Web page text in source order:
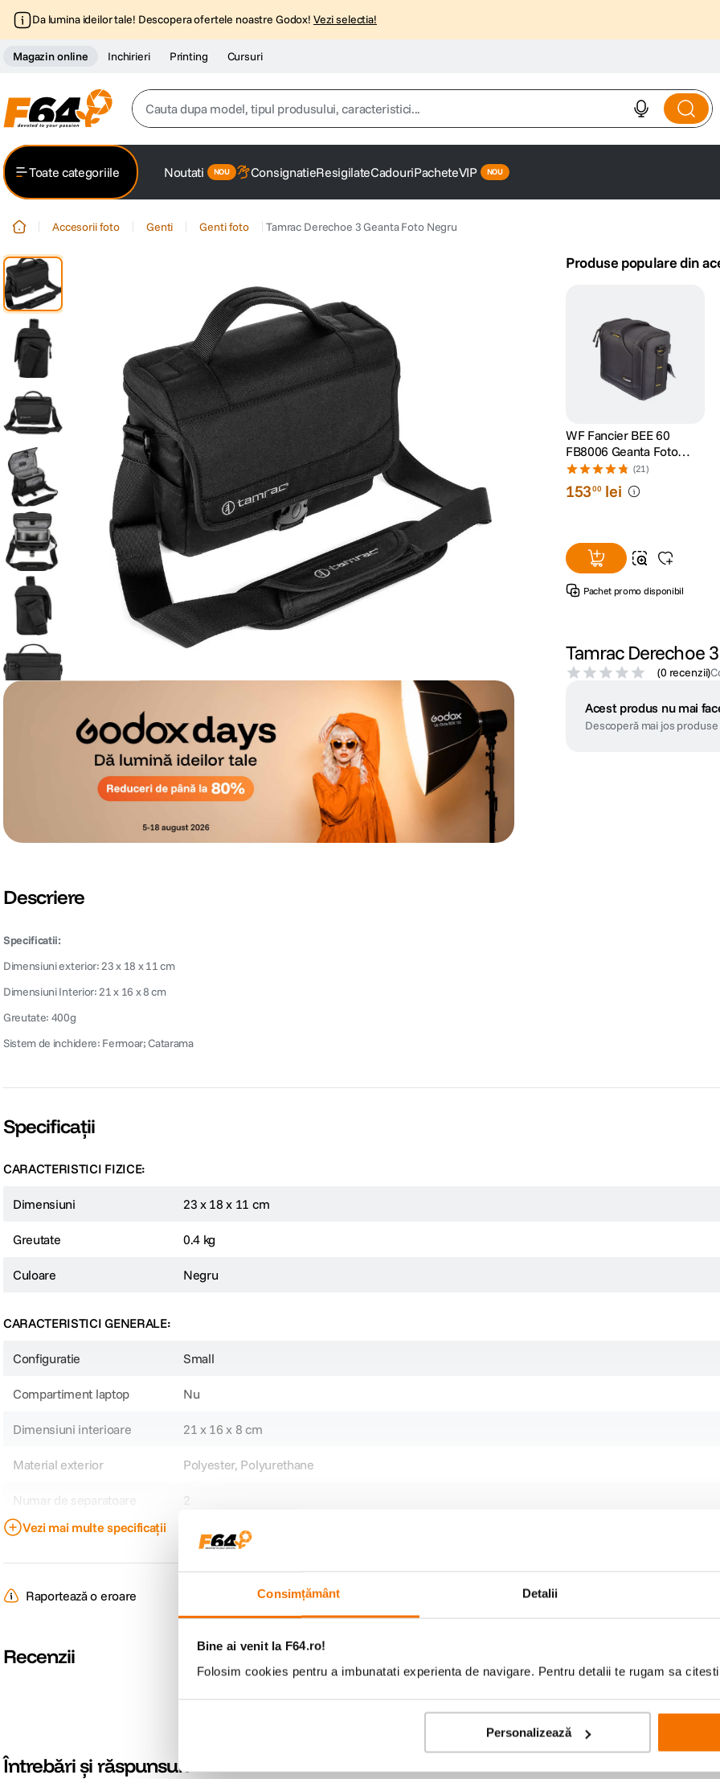
Consimțământ Detalii
Bine ai venit la F64.ro!
Folosim cookies pentru a imbunatati experienta de navigare. Pentru detalii te rugam sa citesti
Personalizează
Da lumina ideilor tale! Descopera ofertele noastre Godox! Vezi selectia!
Magazin online Inchirieri Printing Cursuri
Cauta dupa model, tipul produsului, caracteristici...
2. trepied
peak design
5. lavaliera
canon sx740 hs
7. card memorie
. sony fx
dji mic mini
10 dji osmo pocket 4
Toate categoriile Noutati ConsignatieResigilateCadouriPacheteVIP
Accesorii foto Genti Genti foto Tamrac Derechoe 3 Geanta Foto Negru
Produse populare din
WF Fancier BEE 60
FB8006 Geanta Foto
pentru DSLR(21)
15300 lei
Pachet promo disponibil
Tamrac Derechoe
(0 recenzii)
Acest produs nu mai
Descoperă mai jos
Descriere
Specificatii:
Dimensiuni exterior: 23 x 18 x 11 cm
Dimensiuni Interior: 21 x 16 x 8 cm
Greutate: 400g
Sistem de inchidere: Fermoar; Catarama
Specificații
CARACTERISTICI FIZICE:
Dimensiuni 23 x 18 x 11 cm
Greutate 0.4 kg
Culoare Negru
CARACTERISTICI GENERALE:
Configuratie Small
Compartiment laptop Nu
Dimensiuni interioare 21 x 16 x 8 cm
Material exterior Polyester, Polyurethane
Numar de separatoare 2
Rezistenta la apa
Fermoar
Volum maxim
Genti foto de umar
Vezi mai multe specificații
Raportează o eroare
Recenzii
Scrie prima recenzie
Întrebări și răspunsuri